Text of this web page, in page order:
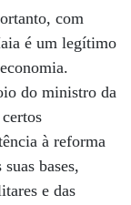
com
é um legítimo
do ministro da
à reforma
bases,
e das